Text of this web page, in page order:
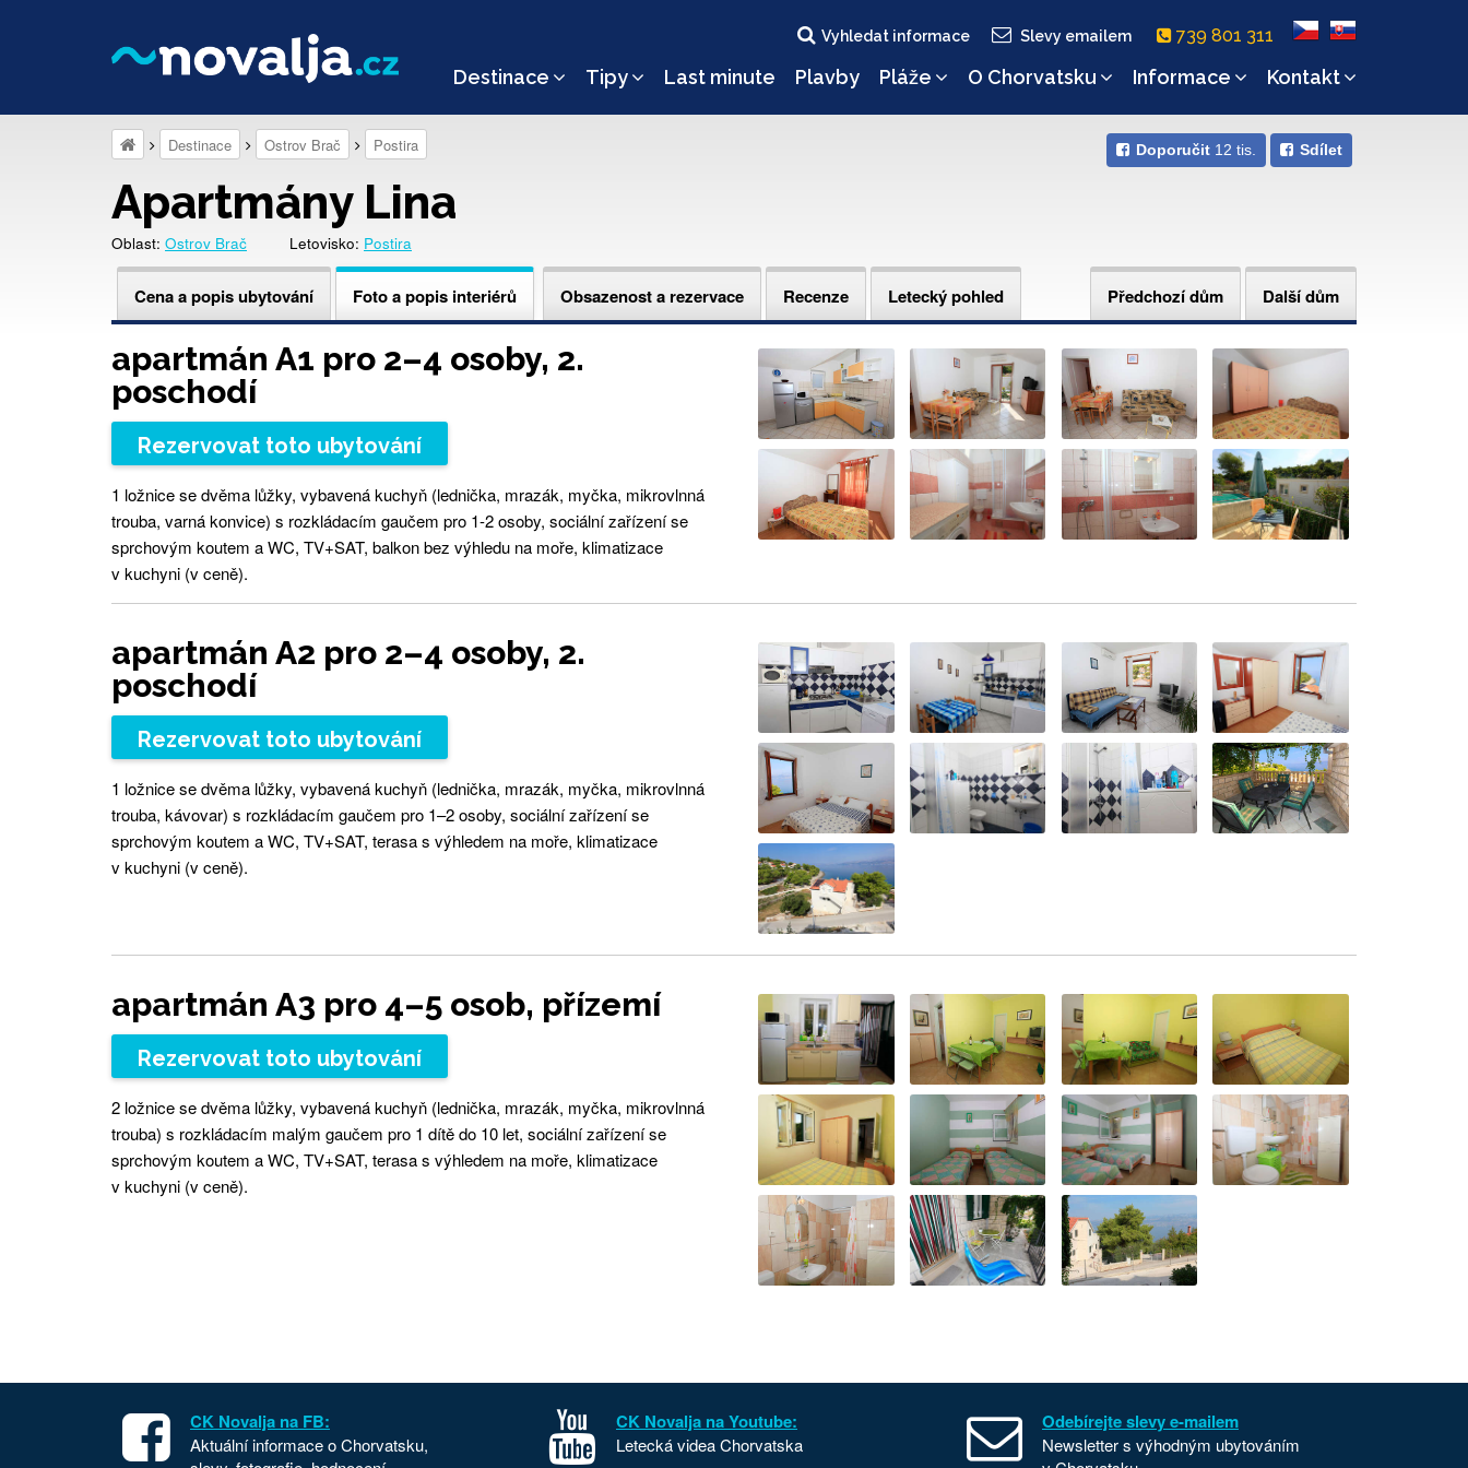
Vyhledat informace Slevy emailem 739 801 311
Destinace Tipy Last minute Plavby Pláže O Chorvatsku Informace Kontakt
Doporučit 12 tis. Sdílet
Destinace Ostrov Brač Postira
Apartmány Lina
Oblast: Ostrov Brač Letovisko: Postira
Předchozí dům Další dům
Cena a popis ubytování Foto a popis interiérů Obsazenost a rezervace Recenze Letecký pohled
apartmán A1 pro 2–4 osoby, 2.
poschodí
Rezervovat toto ubytování
1 ložnice se dvěma lůžky, vybavená kuchyň (lednička, mrazák, myčka, mikrovlnná
trouba, varná konvice) s rozkládacím gaučem pro 1-2 osoby, sociální zařízení se
sprchovým koutem a WC, TV+SAT, balkon bez výhledu na moře, klimatizace
v kuchyni (v ceně).
apartmán A2 pro 2–4 osoby, 2.
poschodí
Rezervovat toto ubytování
1 ložnice se dvěma lůžky, vybavená kuchyň (lednička, mrazák, myčka, mikrovlnná
trouba, kávovar) s rozkládacím gaučem pro 1–2 osoby, sociální zařízení se
sprchovým koutem a WC, TV+SAT, terasa s výhledem na moře, klimatizace
v kuchyni (v ceně).
apartmán A3 pro 4–5 osob, přízemí
Rezervovat toto ubytování
2 ložnice se dvěma lůžky, vybavená kuchyň (lednička, mrazák, myčka, mikrovlnná
trouba) s rozkládacím malým gaučem pro 1 dítě do 10 let, sociální zařízení se
sprchovým koutem a WC, TV+SAT, terasa s výhledem na moře, klimatizace
v kuchyni (v ceně).
CK Novalja na FB:
Aktuální informace o Chorvatsku,
CK Novalja na Youtube:
Letecká videa Chorvatska
Odebírejte slevy e-mailem
Newsletter s výhodným ubytováním